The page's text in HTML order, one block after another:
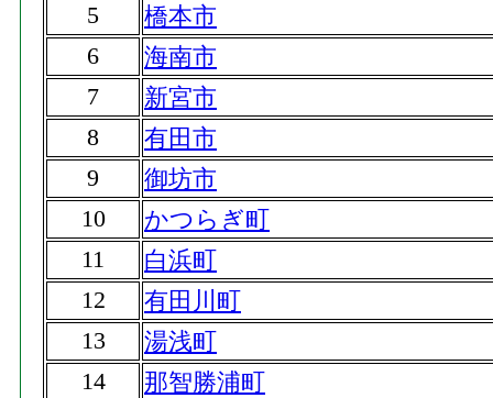
5
橋本市
6
海南市
7
新宮市
8
有田市
9
御坊市
10
かつらぎ町
11
白浜町
12
有田川町
13
湯浅町
14
那智勝浦町